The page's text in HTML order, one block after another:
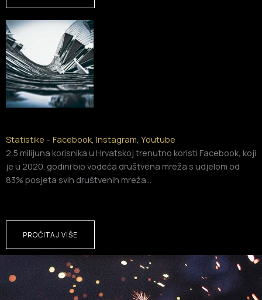
Statistike – Facebook, Instagram, Youtube
2,5 milijuna korisnika u Hrvatskoj trenutno koristi Facebook, koji
je u 2020. godini bio vodeća društvena mreža s udjelom od
83% posjeta svih društvenih mreža…
PROČITAJ VIŠE